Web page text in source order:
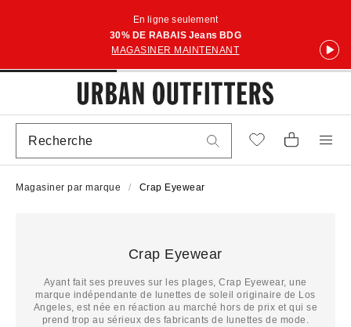
En ligne seulement
30% DE RABAIS Jeans BDG
MAGASINER MAINTENANT
Magasiner par marque Crap Eyewear
Crap Eyewear
Ayant fait ses preuves sur les plages, Crap Eyewear, une
marque indépendante de lunettes de soleil originaire de Los
Angeles, est née en réaction au marché hors de prix et qui se
prend trop au sérieux des fabricants de lunettes de mode.